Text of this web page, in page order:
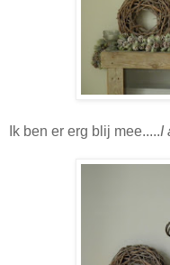
Ik ben er erg blij mee.....I